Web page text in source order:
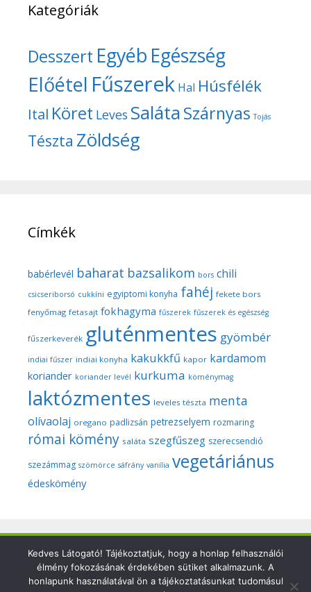
Kategóriák
Desszert Egyéb Egészség
Előétel Fűszerek Hal Húsfélék
Ital Köret Leves SalátaSzárnyas Tojás
Tészta Zöldség
Címkék
babérlevél baharat bazsalikom bors chili
csicseriborsó cukkíni egyiptomi konyha fahéj fekete bors
fenyőmag fetasajt fokhagyma fűszerek fűszerek és egészség
fűszerkeverék gluténmentes gyömbér
indiai fűszer indiai konyha kakukkfű kapor kardamom
koriander koriander levél kurkuma köménymag
laktózmentes leveles tészta menta
olívaolaj oregano padlizsán petrezselyem rozmaring
római kömény saláta szegfűszeg szerecsendió
szezámmag szömörce sáfrány vanília vegetáriánus
édeskömény
Copyright © 2026 Szegedi Fűszeres - Minden fotó és anyag
ezen a weboldalon a szerző (Dr. Nyári Zsuzsa) kizárólagos
tulajdonát képezi és a nemzetközi szerzői jogi törvények
Kedves Látogató! Tájékoztatjuk, hogy a honlap felhasználói
élmény fokozásának érdekében sütiket alkalmazunk. A
honlapunk használatával ön a tájékoztatásunkat tudomásul